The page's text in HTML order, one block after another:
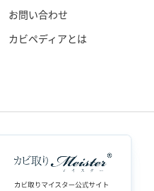
お問い合わせ
カビペディアとは